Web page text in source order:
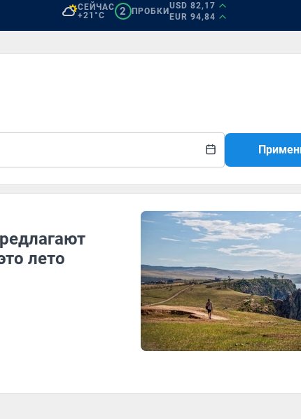
СЕЙЧАС
+21°C
2 ПРОБКИ
USD 82,17
EUR 94,84
лето